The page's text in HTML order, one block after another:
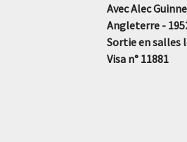
Avec Alec
Angleterre -
Sortie en salles
Visa n° 11881